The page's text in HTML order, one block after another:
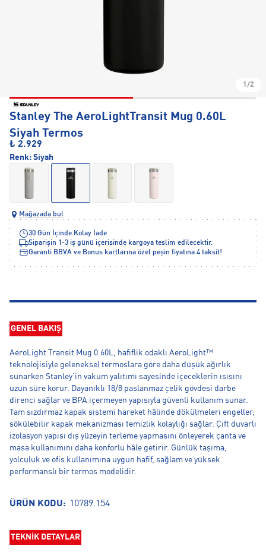
1/2
Stanley The AeroLightTransit Mug 0.60L
Siyah Termos
₺ 2.929
Renk: Siyah
Mağazada bul
30 Gün İçinde Kolay İade
Siparişin 1-3 iş günü içerisinde kargoya teslim edilecektir.
Garanti BBVA ve Bonus kartlarına özel peşin fiyatına 4 taksit!
GENEL BAKIŞ
AeroLight Transit Mug 0.60L, hafiflik odaklı AeroLight™
teknolojisiyle geleneksel termoslara göre daha düşük ağırlık
sunarken Stanley’in vakum yalıtımı sayesinde içeceklerin ısısını
uzun süre korur. Dayanıklı 18/8 paslanmaz çelik gövdesi darbe
direnci sağlar ve BPA içermeyen yapısıyla güvenli kullanım sunar.
Tam sızdırmaz kapak sistemi hareket hâlinde dökülmeleri engeller;
sökülebilir kapak mekanizması temizlik kolaylığı sağlar. Çift duvarlı
izolasyon yapısı dış yüzeyin terleme yapmasını önleyerek çanta ve
masa kullanımını daha konforlu hâle getirir. Günlük taşıma,
yolculuk ve ofis kullanımına uygun hafif, sağlam ve yüksek
performanslı bir termos modelidir.
ÜRÜN KODU: 10789.154
TEKNİK DETAYLAR